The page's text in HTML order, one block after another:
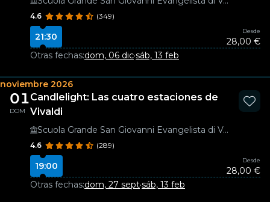
4.6 (349)
21:30
Desde
28,00 €
Otras fechas:dom, 06 dic·sáb, 13 feb
noviembre 2026
01
DOM
Candlelight: Las cuatro estaciones de
Vivaldi
Scuola Grande San Giovanni Evangelista di Venezia
4.6 (289)
19:00
Desde
28,00 €
Otras fechas:dom, 27 sept·sáb, 13 feb